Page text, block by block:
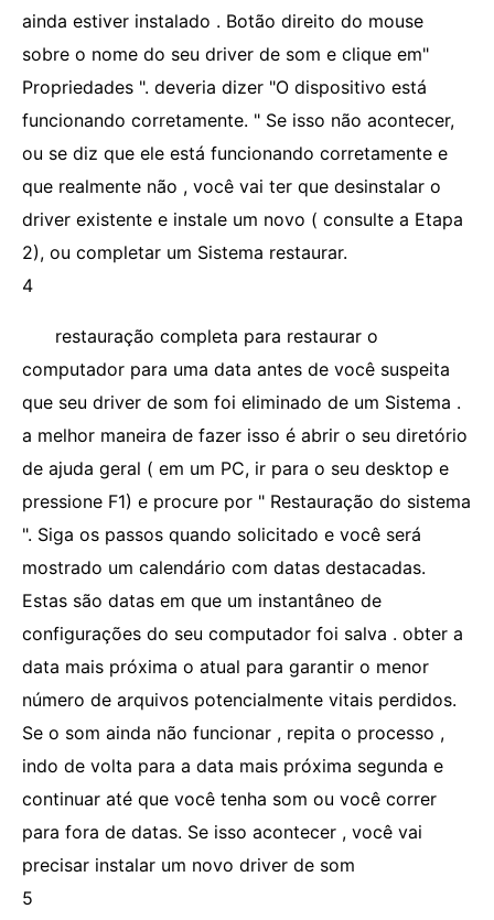
ainda estiver instalado . Botão direito do mouse
sobre o nome do seu driver de som e clique em"
Propriedades ". deveria dizer "O dispositivo está
funcionando corretamente. " Se isso não acontecer,
ou se diz que ele está funcionando corretamente e
que realmente não , você vai ter que desinstalar o
driver existente e instale um novo ( consulte a Etapa
2), ou completar um Sistema restaurar.
4
restauração completa para restaurar o
computador para uma data antes de você suspeita
que seu driver de som foi eliminado de um Sistema .
a melhor maneira de fazer isso é abrir o seu diretório
de ajuda geral ( em um PC, ir para o seu desktop e
pressione F1) e procure por " Restauração do sistema
". Siga os passos quando solicitado e você será
mostrado um calendário com datas destacadas.
Estas são datas em que um instantâneo de
configurações do seu computador foi salva . obter a
data mais próxima o atual para garantir o menor
número de arquivos potencialmente vitais perdidos.
Se o som ainda não funcionar , repita o processo ,
indo de volta para a data mais próxima segunda e
continuar até que você tenha som ou você correr
para fora de datas. Se isso acontecer , você vai
precisar instalar um novo driver de som
5